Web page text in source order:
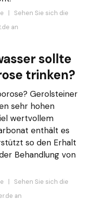
| Sehen Sie sich die
an
sollte
trinken?
Gerolsteiner
sehr hohen
wertvollem
enthält es
so den Erhalt
Behandlung von
| Sehen Sie sich die
an